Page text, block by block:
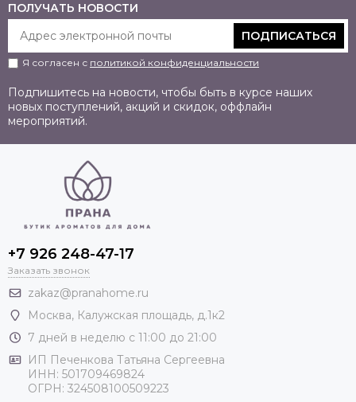
ПОЛУЧАТЬ НОВОСТИ
ПОДПИСАТЬСЯ
Я согласен с политикой конфиденциальности
Подпишитесь на новости, чтобы быть в курсе наших
новых поступлений, акций и скидок, оффлайн
мероприятий.
+7 926 248-47-17
Заказать звонок
zakaz@pranahome.ru
Москва, Калужская площадь, д.1к2
7 дней в неделю с 11:00 до 21:00
ИП Печенкова Татьяна Сергеевна
ИНН: 501709469824
ОГРН: 324508100509223